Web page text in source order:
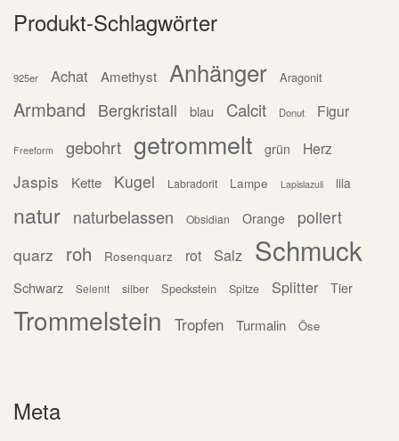
Produkt-Schlagwörter
925er Achat Amethyst Anhänger Aragonit
Armband Bergkristall blau Calcit Donut Figur
Freeform gebohrt getrommelt grün Herz
Jaspis Kette Kugel Labradorit Lampe Lapislazuli lila
natur naturbelassen Obsidian Orange
poliert
quarz
roh Rosenquarz rot Salz Schmuck
Schwarz Selenit silber Speckstein Spitze Splitter Tier
Trommelstein Tropfen Turmalin Öse
Meta